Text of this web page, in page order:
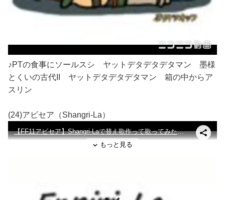
♪PTの食事にソールスシ ヤットデタデタデタマン 墨様
とくいの古代II ヤットデタデタデタマン 箱の中からア
スリン
(24)アビセア（Shangri-La）